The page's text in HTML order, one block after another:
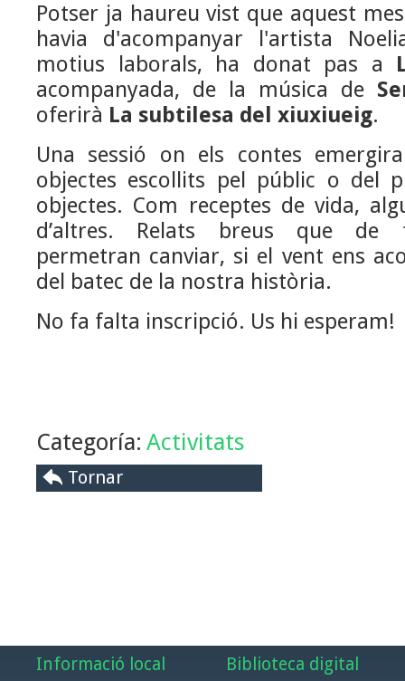
Potser ja haureu vist que aquest
havia d'acompanyar l'artista
motius laborals, ha donat pas a
acompanyada, de la música de
oferirà La subtilesa del xiuxiueig.
Una sessió on els contes
objectes escollits pel públic o del
objectes. Com receptes de vida,
d’altres. Relats breus que de
permetran canviar, si el vent ens
del batec de la nostra història.
No fa falta inscripció. Us hi esperam!
Categoría: Activitats
Tornar
Informació local
Biblioteca digital